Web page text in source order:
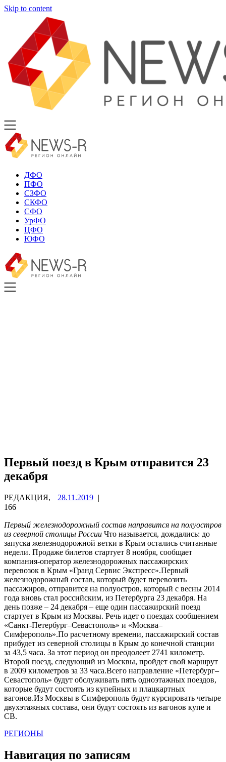
Skip to content
ДФО
ПФО
СЗФО
СКФО
СФО
УрФО
ЦФО
ЮФО
Первый поезд в Крым отправится 23
декабря
РЕДАКЦИЯ, 28.11.2019 |
166
Первый железнодорожный состав направится на полуостров
из северной столицы России Что называется, дождались: до
запуска железнодорожной ветки в Крым остались считанные
недели. Продаже билетов стартует 8 ноября, сообщает
компания-оператор железнодорожных пассажирских
перевозок в Крым «Гранд Сервис Экспресс».Первый
железнодорожный состав, который будет перевозить
пассажиров, отправится на полуостров, который с весны 2014
года вновь стал российским, из Петербурга 23 декабря. На
день позже – 24 декабря – еще один пассажирский поезд
стартует в Крым из Москвы. Речь идет о поездах сообщением
«Санкт-Петербург–Севастополь» и «Москва–
Симферополь».По расчетному времени, пассажирский состав
прибудет из северной столицы в Крым до конечной станции
за 43,5 часа. За этот период он преодолеет 2741 километр.
Второй поезд, следующий из Москвы, пройдет свой маршрут
в 2009 километров за 33 часа.Всего направление «Петербург–
Севастополь» будут обслуживать пять одноэтажных поездов,
которые будут состоять из купейных и плацкартных
вагонов.Из Москвы в Симферополь будут курсировать четыре
двухэтажных состава, они будут состоять из вагонов купе и
СВ.
РЕГИОНЫ
Навигация по записям